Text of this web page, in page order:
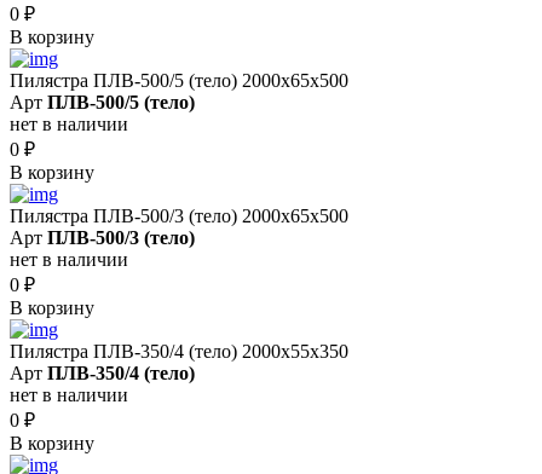
0 ₽
В корзину
Пилястра ПЛВ-500/5 (тело) 2000х65х500
Арт ПЛВ-500/5 (тело)
нет в наличии
0 ₽
В корзину
Пилястра ПЛВ-500/3 (тело) 2000х65х500
Арт ПЛВ-500/3 (тело)
нет в наличии
0 ₽
В корзину
Пилястра ПЛВ-350/4 (тело) 2000х55х350
Арт ПЛВ-350/4 (тело)
нет в наличии
0 ₽
В корзину